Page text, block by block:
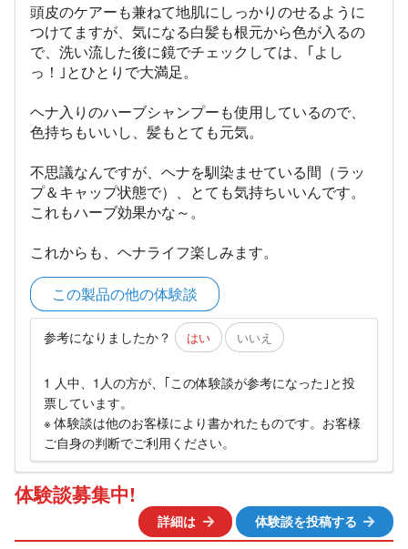
頭皮のケアーも兼ねて地肌にしっかりのせるように
つけてますが、気になる白髪も根元から色が入るの
で、洗い流した後に鏡でチェックしては、｢よし
っ！｣とひとりで大満足。
ヘナ入りのハーブシャンプーも使用しているので、
色持ちもいいし、髪もとても元気。
不思議なんですが、ヘナを馴染ませている間（ラッ
プ＆キャップ状態で）、とても気持ちいいんです。
これもハーブ効果かな～。
これからも、ヘナライフ楽しみます。
この製品の他の体験談
参考になりましたか？ はい いいえ
1 人中、1人の方が、｢この体験談が参考になった｣と投
票しています。
※ 体験談は他のお客様により書かれたものです。お客様
ご自身の判断でご利用ください。
体験談募集中!
体験談を投稿する
詳細は